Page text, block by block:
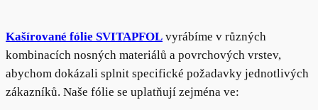
Kašírované fólie SVITAPFOL vyrábíme v různých
kombinacích nosných materiálů a povrchových vrstev,
abychom dokázali splnit specifické požadavky jednotlivých
zákazníků. Naše fólie se uplatňují zejména ve: